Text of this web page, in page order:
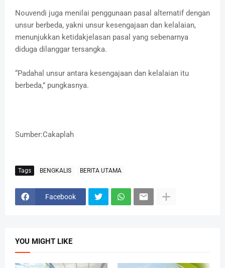
Nouvendi juga menilai penggunaan pasal alternatif dengan
unsur berbeda, yakni unsur kesengajaan dan kelalaian,
menunjukkan ketidakjelasan pasal yang sebenarnya
diduga dilanggar tersangka.
“Padahal unsur antara kesengajaan dan kelalaian itu
berbeda,” pungkasnya.
Sumber:Cakaplah
Tags BENGKALIS BERITA UTAMA
Facebook
YOU MIGHT LIKE